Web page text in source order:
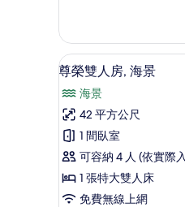
觀
的
所
有
相
片
雙
床
房,
海
灣
景
觀
的
詳
情
顯
示
尊
榮
雙
人
房,
12
尊榮雙人房, 海景
海景
42 平方公尺
1 間臥室
可容納 4 人 (依實際
1 張特大雙人床
免費無線上網